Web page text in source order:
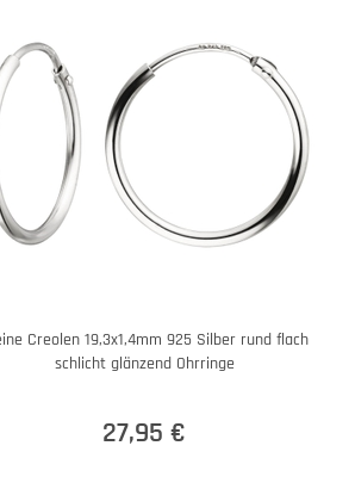
Creolen 19,3x1,4mm 925 Silber rund flach
schlicht glänzend Ohrringe
27,95 €